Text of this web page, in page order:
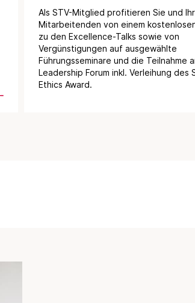
Als STV-Mitglied profitieren Sie und
Mitarbeitenden von einem
zu den Excellence-Talks sowie von
Vergünstigungen auf ausgewählte
Führungsseminare und die Teilnahme
Leadership Forum inkl. Verleihung des
Ethics Award.